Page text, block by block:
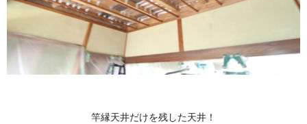
竿縁天井だけを残した天井！